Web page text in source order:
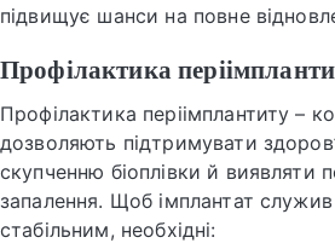
підвищує шанси на повне
Профілактика
Профілактика періімплантиту –
дозволяють підтримувати
скупченню біоплівки й виявляти
запалення. Щоб імплантат
стабільним, необхідні: